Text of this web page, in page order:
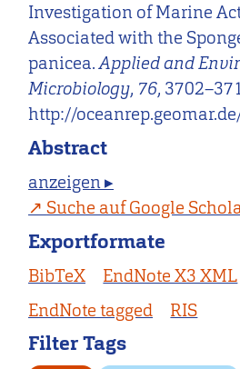
Investigation of Marine
Associated with the
panicea.Applied and
Microbiology, 76,
http://
Abstract
anzeigen ▸
Suche auf Google
Exportformate
BibTeX EndNote X3 XML
EndNote tagged
RIS
Filter Tags